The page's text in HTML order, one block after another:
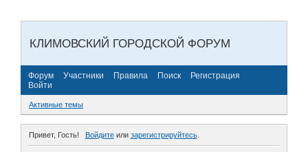
КЛИМОВСКИЙ ГОРОДСКОЙ ФОРУМ
Форум Участники Правила Поиск
Регистрация
Войти
Активные темы
Привет, Гость! Войдитеили зарегистрируйтесь.